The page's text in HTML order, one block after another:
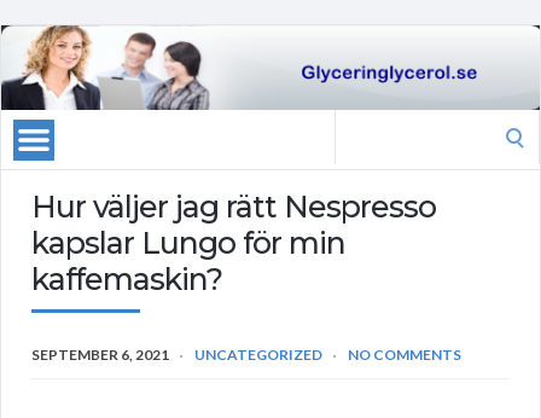
Hur väljer jag rätt Nespresso
kapslar Lungo för min
kaffemaskin?
SEPTEMBER 6, 2021 UNCATEGORIZED NO COMMENTS